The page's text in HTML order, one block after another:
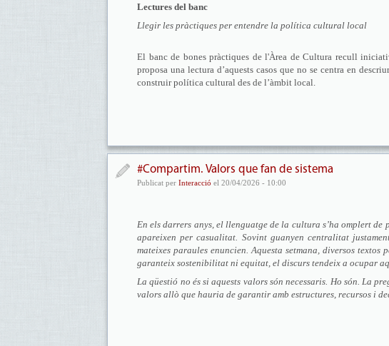
Lectures del banc
Llegir les pràctiques per entendre la política cultural local
El banc de bones pràctiques de l'Àrea de Cultura recull
proposa una lectura d’aquests casos que no se centra en
construir política cultural des de l’àmbit local.
#Compartim. Valors que fan de sistema
Publicat per Interacció el 20/04/2026 - 10:00
En els darrers anys, el llenguatge de la cultura s’ha omplert
apareixen per casualitat. Sovint guanyen centralitat
mateixes paraules enuncien. Aquesta setmana, diversos
garanteix sostenibilitat ni equitat, el discurs tendeix a ocupar
La qüestió no és si aquests valors són necessaris. Ho són. La
valors allò que hauria de garantir amb estructures, recursos i